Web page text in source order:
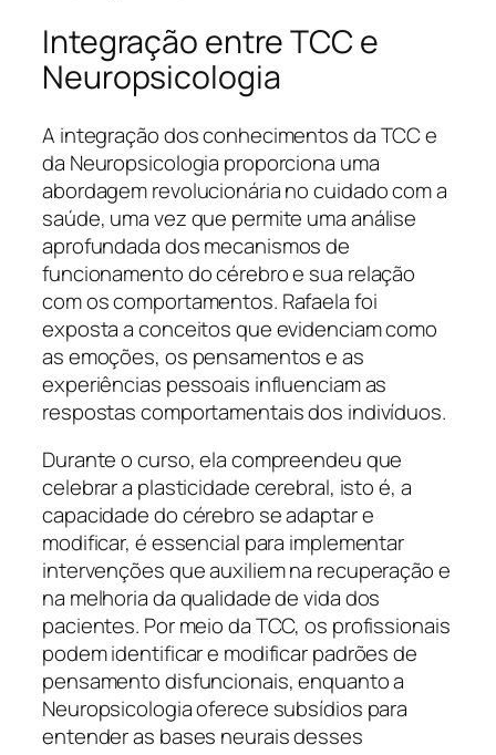
Integração entre TCC e
Neuropsicologia
A integração dos conhecimentos da TCC e
da Neuropsicologia proporciona uma
abordagem revolucionária no cuidado com a
saúde, uma vez que permite uma análise
aprofundada dos mecanismos de
funcionamento do cérebro e sua relação
com os comportamentos. Rafaela foi
exposta a conceitos que evidenciam como
as emoções, os pensamentos e as
experiências pessoais influenciam as
respostas comportamentais dos indivíduos.
Durante o curso, ela compreendeu que
celebrar a plasticidade cerebral, isto é, a
capacidade do cérebro se adaptar e
modificar, é essencial para implementar
intervenções que auxiliem na recuperação e
na melhoria da qualidade de vida dos
pacientes. Por meio da TCC, os profissionais
podem identificar e modificar padrões de
pensamento disfuncionais, enquanto a
Neuropsicologia oferece subsídios para
entender as bases neurais desses